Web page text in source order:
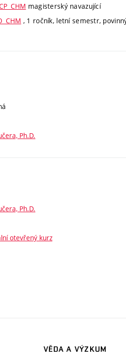
magisterský navazující
, 1 ročník, letní semestr,
Ph.D.
Ph.D.
otevřený kurz
VĚDA A VÝZKUM